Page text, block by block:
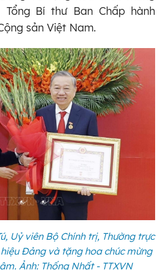
Tổng Bí thư Ban Chấp hành
sản Việt Nam.
Uỷ viên Bộ Chính trị, Thường trực
Đảng và tặng hoa chúc mừng
Ảnh: Thống Nhất - TTXVN